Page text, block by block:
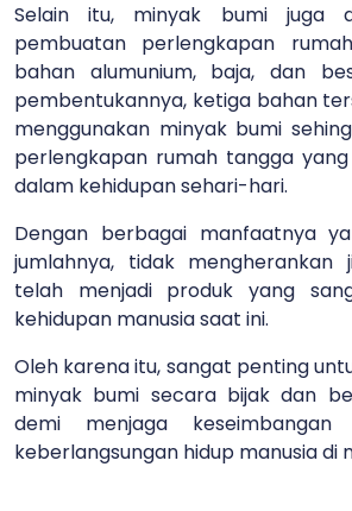
Selain itu, minyak bumi juga
pembuatan perlengkapan
bahan alumunium, baja, dan
pembentukannya, ketiga bahan
menggunakan minyak bumi
perlengkapan rumah tangga
dalam kehidupan sehari-hari.
Dengan berbagai manfaatnya
jumlahnya, tidak mengherankan
telah menjadi produk yang
kehidupan manusia saat ini.
Oleh karena itu, sangat penting
minyak bumi secara bijak dan
demi menjaga keseimbangan
keberlangsungan hidup manusia di